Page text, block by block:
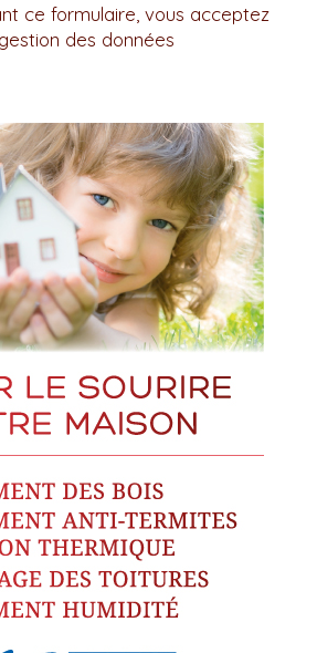
ce formulaire, vous acceptez
des données